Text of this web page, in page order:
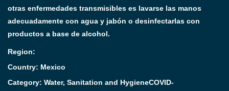
otras enfermedades transmisibles es lavarse las manos
adecuadamente con agua y jabón o desinfectarlas con
productos a base de alcohol.
Region:
Country: Mexico
Category: Water, Sanitation and HygieneCOVID-